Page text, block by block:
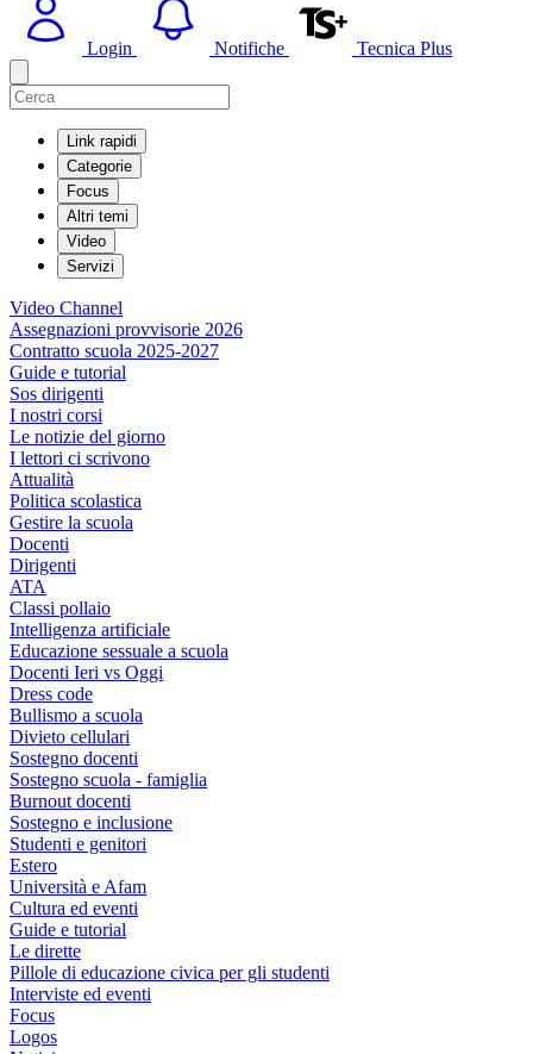
Login Notifiche Tecnica Plus
Link rapidi
Categorie
Focus
Altri temi
Video
Servizi
Video Channel
Assegnazioni provvisorie 2026
Contratto scuola 2025-2027
Guide e tutorial
Sos dirigenti
I nostri corsi
Le notizie del giorno
I lettori ci scrivono
Attualità
Politica scolastica
Gestire la scuola
Docenti
Dirigenti
ATA
Classi pollaio
Intelligenza artificiale
Educazione sessuale a scuola
Docenti Ieri vs Oggi
Dress code
Bullismo a scuola
Divieto cellulari
Sostegno docenti
Sostegno scuola - famiglia
Burnout docenti
Sostegno e inclusione
Studenti e genitori
Estero
Università e Afam
Cultura ed eventi
Guide e tutorial
Le dirette
Pillole di educazione civica per gli studenti
Interviste ed eventi
Focus
Logos